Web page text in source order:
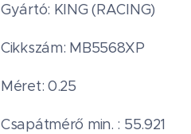
Gyártó: KING (RACING)
Cikkszám: MB5568XP
Méret: 0.25
Csapátmérő min. : 55.921